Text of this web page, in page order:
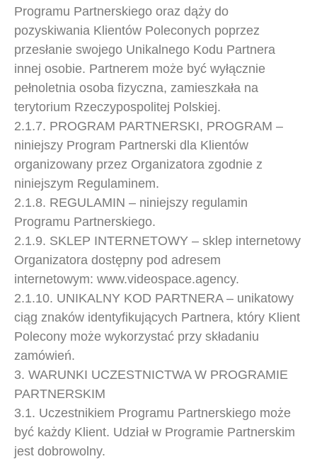
Programu Partnerskiego oraz dąży do
pozyskiwania Klientów Poleconych poprzez
przesłanie swojego Unikalnego Kodu Partnera
innej osobie. Partnerem może być wyłącznie
pełnoletnia osoba fizyczna, zamieszkała na
terytorium Rzeczypospolitej Polskiej.
2.1.7. PROGRAM PARTNERSKI, PROGRAM –
niniejszy Program Partnerski dla Klientów
organizowany przez Organizatora zgodnie z
niniejszym Regulaminem.
2.1.8. REGULAMIN – niniejszy regulamin
Programu Partnerskiego.
2.1.9. SKLEP INTERNETOWY – sklep internetowy
Organizatora dostępny pod adresem
internetowym: www.videospace.agency.
2.1.10. UNIKALNY KOD PARTNERA – unikatowy
ciąg znaków identyfikujących Partnera, który Klient
Polecony może wykorzystać przy składaniu
zamówień.
3. WARUNKI UCZESTNICTWA W PROGRAMIE
PARTNERSKIM
3.1. Uczestnikiem Programu Partnerskiego może
być każdy Klient. Udział w Programie Partnerskim
jest dobrowolny.